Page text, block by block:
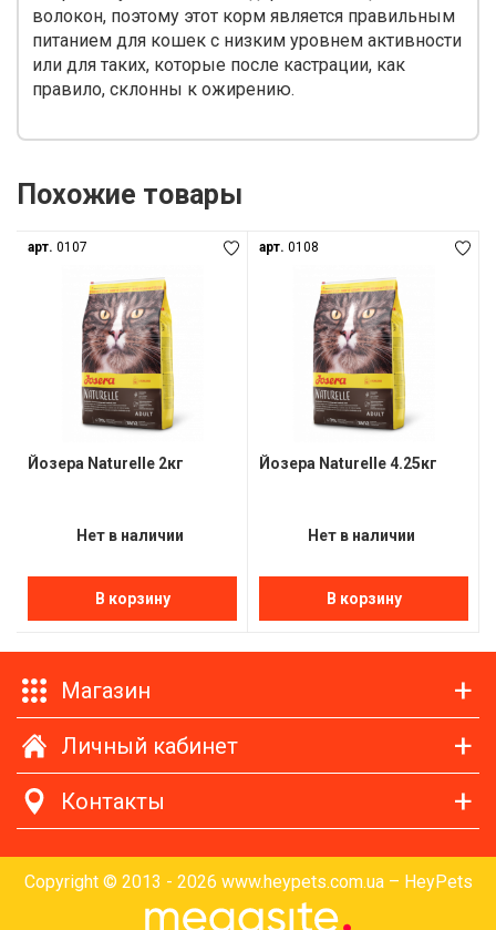
волокон, поэтому этот корм является правильным
питанием для кошек с низким уровнем активности
или для таких, которые после кастрации, как
правило, склонны к ожирению.
Похожие товары
арт. 0107
Йозера Naturelle 2кг
Нет в наличии
В корзину
арт. 0108
Йозера Naturelle 4.25кг
Нет в наличии
В корзину
Магазин
Личный кабинет
Контакты
Copyright © 2013 - 2026 www.heypets.com.ua – HeyPets